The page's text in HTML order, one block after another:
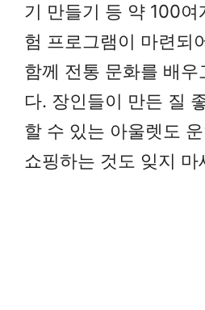
기 만들기 등 약 100여
험 프로그램이 마련되
함께 전통 문화를 배우
다. 장인들이 만든 질
할 수 있는 아울렛도
쇼핑하는 것도 잊지 마